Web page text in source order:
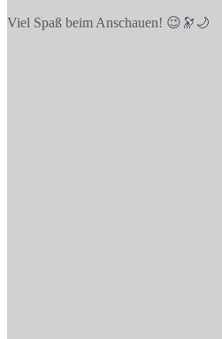
Viel Spaß beim Anschauen! 😉🔭🌙